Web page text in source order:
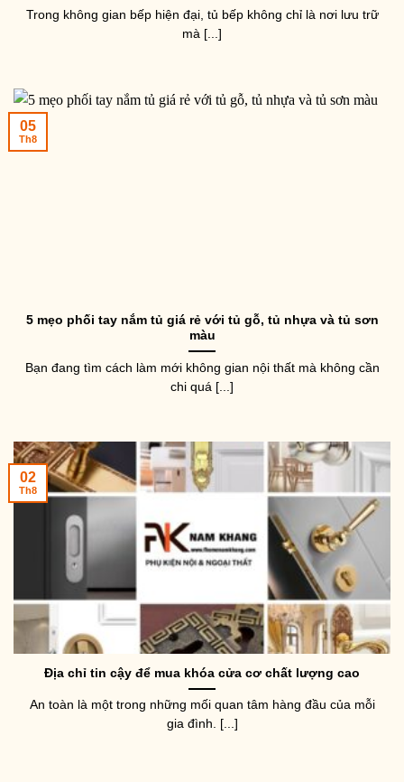
Trong không gian bếp hiện đại, tủ bếp không chỉ là nơi lưu trữ
mà [...]
5 mẹo phối tay nắm tủ giá rẻ với tủ gỗ, tủ nhựa và tủ sơn
màu
Bạn đang tìm cách làm mới không gian nội thất mà không cần
chi quá [...]
05
Th8
Địa chỉ tin cậy để mua khóa cửa cơ chất lượng cao
An toàn là một trong những mối quan tâm hàng đầu của mỗi
gia đình. [...]
02
Th8